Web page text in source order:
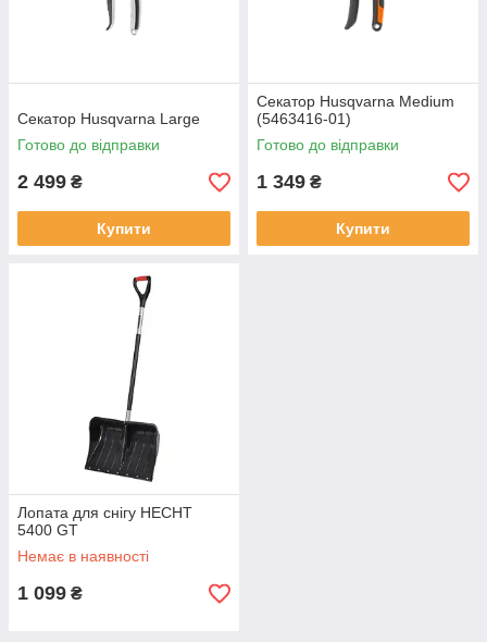
Секатор Husqvarna Large
Готово до відправки
2 499 ₴
Купити
Секатор Husqvarna Medium
(5463416-01)
Готово до відправки
1 349 ₴
Купити
Лопата для снігу HECHT
5400 GT
Немає в наявності
1 099 ₴